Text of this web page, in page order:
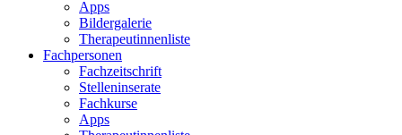
Apps
Bildergalerie
Therapeutinnenliste
Fachpersonen
Fachzeitschrift
Stelleninserate
Fachkurse
Apps